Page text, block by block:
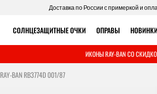
Доставка по России с примеркой и
СОЛНЦЕЗАЩИТНЫЕ ОЧКИ ОПРАВЫ НОВИНКИ
ИКОНЫ RAY-BAN СО
RAY-BAN RB3774D 001/87